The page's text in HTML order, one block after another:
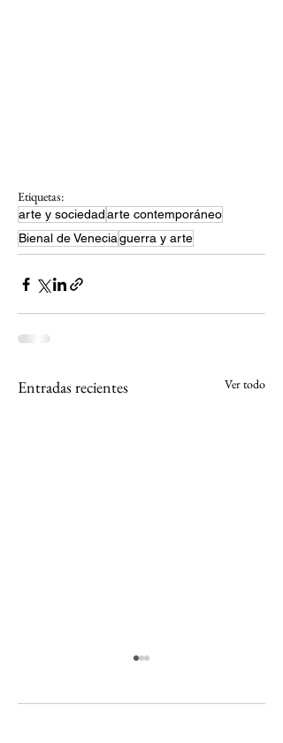
Etiquetas:
arte y sociedadarte contemporáneo
Bienal de Veneciaguerra y arte
Entradas recientes Ver todo